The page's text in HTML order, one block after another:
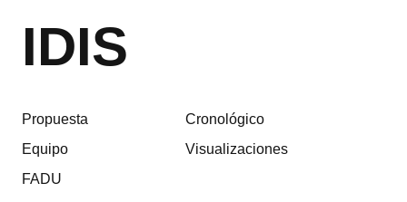
IDIS
Propuesta
Equipo
FADU
Cronológico
Visualizaciones